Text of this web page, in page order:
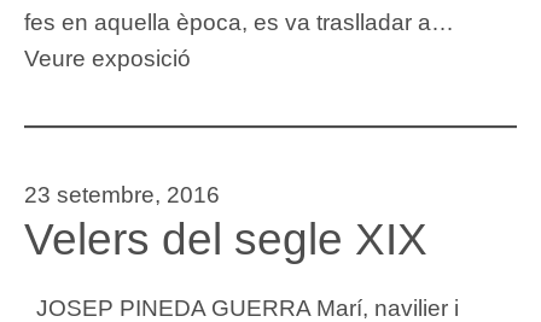
fes en aquella època, es va traslladar a…
Veure exposició
23 setembre, 2016
Velers del segle XIX
JOSEP PINEDA GUERRA Marí, navilier i